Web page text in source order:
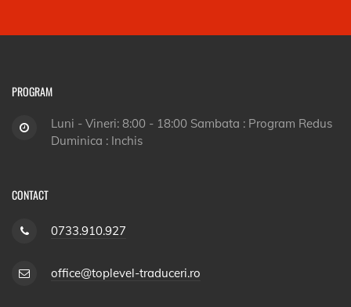
PROGRAM
Luni - Vineri: 8:00 - 18:00 Sambata : Program Redus
Duminica : Inchis
CONTACT
0733.910.927
office@toplevel-traduceri.ro